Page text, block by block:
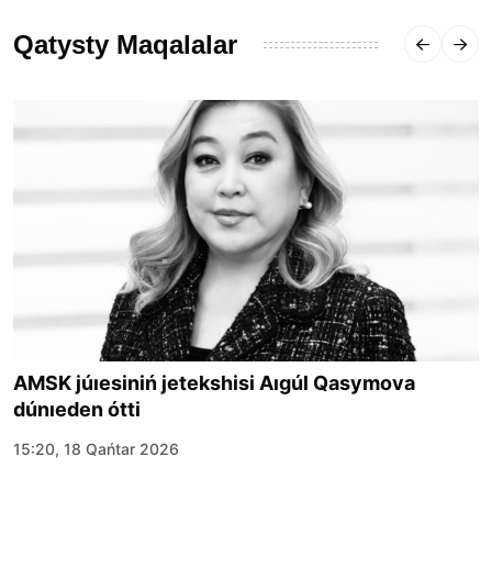
Qatysty Maqalalar
AMSK júıesiniń jetekshisi Aıgúl Qasymova
dúnıeden ótti
15:20, 18 Qańtar 2026